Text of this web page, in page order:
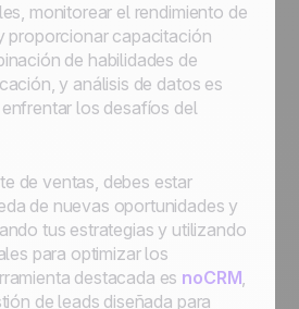
monitorear el rendimiento de
proporcionar capacitación
de habilidades de
y análisis de datos es
los desafíos del
de ventas, debes estar
de nuevas oportunidades y
tus estrategias y utilizando
para optimizar los
destacada es noCRM,
de leads diseñada para